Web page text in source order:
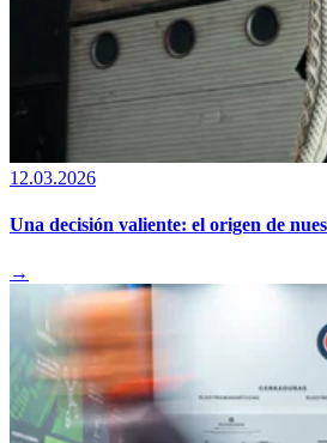
12.03.2026
Una decisión valiente: el origen de
→